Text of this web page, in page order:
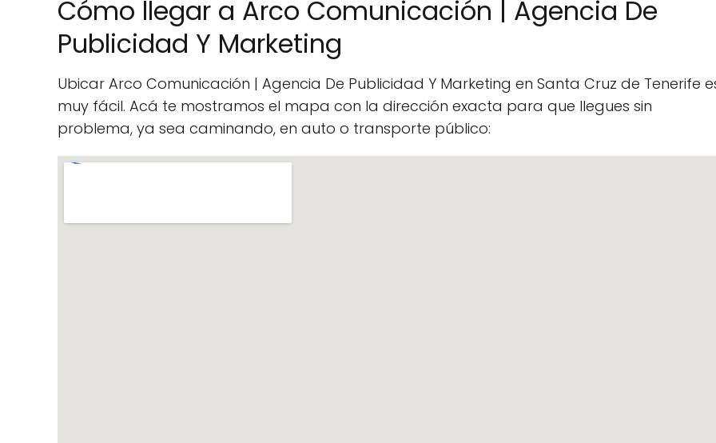
Cómo llegar a Arco Comunicación | Agencia De
Publicidad Y Marketing
Ubicar Arco Comunicación | Agencia De Publicidad Y Marketing en Santa Cruz de Tenerife
muy fácil. Acá te mostramos el mapa con la dirección exacta para que llegues sin
problema, ya sea caminando, en auto o transporte público: